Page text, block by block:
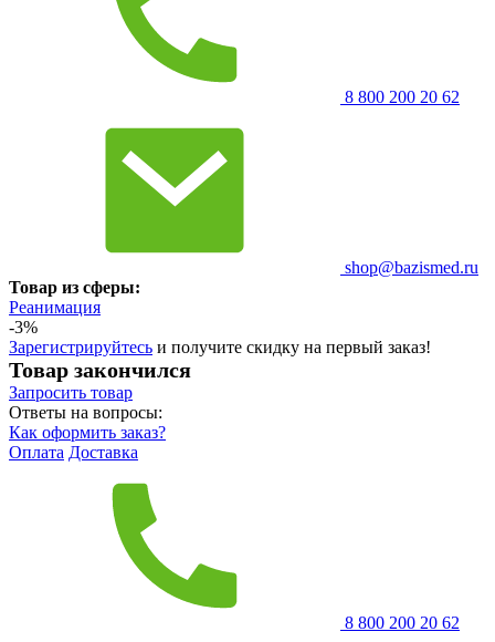
8 800 200 20 62
shop@bazismed.ru
Товар из сферы:
Реанимация
-3%
Зарегистрируйтесь и получите скидку на первый заказ!
Товар закончился
Запросить товар
Ответы на вопросы:
Как оформить заказ?
Оплата Доставка
8 800 200 20 62